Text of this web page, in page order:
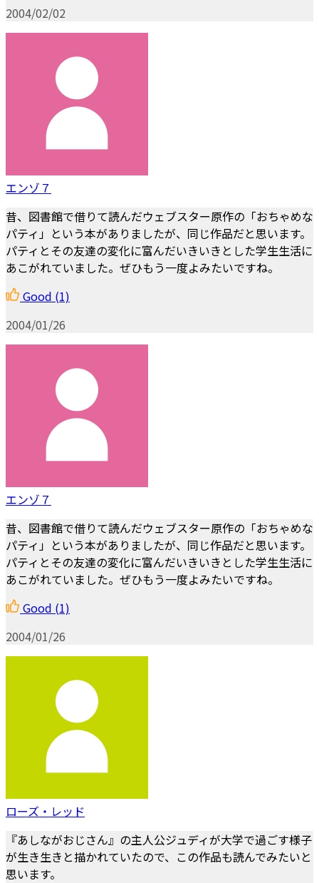
2004/02/02
エンゾ７
昔、図書館で借りて読んだウェブスター原作の「おちゃめな
パティ」という本がありましたが、同じ作品だと思います。
パティとその友達の変化に富んだいきいきとした学生生活に
あこがれていました。ぜひもう一度よみたいですね。
Good (1)
2004/01/26
エンゾ７
昔、図書館で借りて読んだウェブスター原作の「おちゃめな
パティ」という本がありましたが、同じ作品だと思います。
パティとその友達の変化に富んだいきいきとした学生生活に
あこがれていました。ぜひもう一度よみたいですね。
Good (1)
2004/01/26
ローズ・レッド
『あしながおじさん』の主人公ジュディが大学で過ごす様子
が生き生きと描かれていたので、この作品も読んでみたいと
思います。